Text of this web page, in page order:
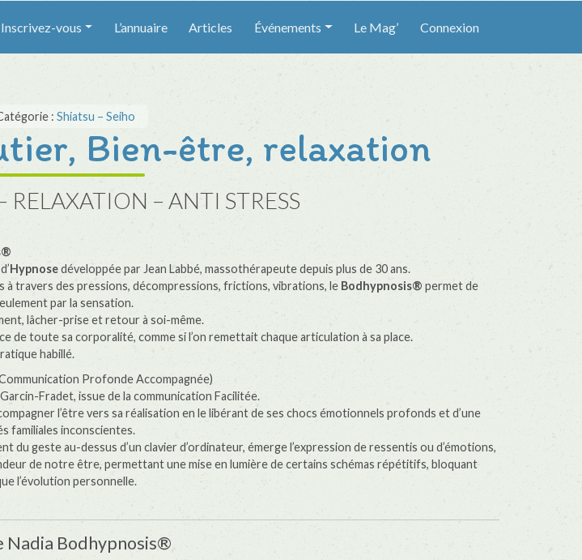
Inscrivez-vous L’annuaire Articles Événements Le Mag’ Connexion
: Shiatsu – Seiho
Bien-être, relaxation
RELAXATION – ANTI STRESS
Hypnosedéveloppée par Jean Labbé, massothérapeute depuis plus de 30 ans.
à travers des pressions, décompressions, frictions, vibrations, le Bodhypnosis® permet de
par la sensation.
lâcher-prise et retour à soi-même.
de toute sa corporalité, comme si l’on remettait chaque articulation à sa place.
habillé.
Profonde Accompagnée)
Fradet, issue de la communication Facilitée.
l’être vers sa réalisation en le libérant de ses chocs émotionnels profonds et d’une
familiales inconscientes.
du geste au-dessus d’un clavier d’ordinateur, émerge l’expression de ressentis ou d’émotions,
de notre être, permettant une mise en lumière de certains schémas répétitifs, bloquant
l’évolution personnelle.
Nadia Bodhypnosis®